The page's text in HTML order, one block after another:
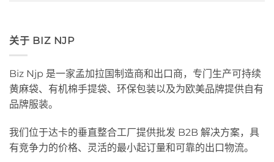
关于 BIZ NJP
Biz Njp 是一家孟加拉国制造商和出口商，专门生产可持续
黄麻袋、有机棉手提袋、环保包装以及为欧美品牌提供自有
品牌服装。
我们位于达卡的垂直整合工厂提供批发 B2B 解决方案，具
有竞争力的价格、灵活的最小起订量和可靠的出口物流。